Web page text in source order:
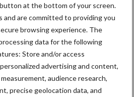
at the bottom of your screen.
and are committed to providing you
browsing experience. The
data for the following
Store and/or access
advertising and content,
audience research,
precise geolocation data, and
Bijproducten
Toon meer